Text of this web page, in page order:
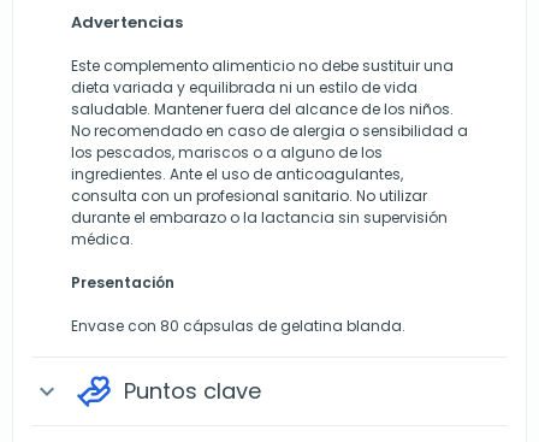
Advertencias
Este complemento alimenticio no debe sustituir una
dieta variada y equilibrada ni un estilo de vida
saludable. Mantener fuera del alcance de los niños.
No recomendado en caso de alergia o sensibilidad a
los pescados, mariscos o a alguno de los
ingredientes. Ante el uso de anticoagulantes,
consulta con un profesional sanitario. No utilizar
durante el embarazo o la lactancia sin supervisión
médica.
Presentación
Envase con 80 cápsulas de gelatina blanda.
expand_more Puntos clave